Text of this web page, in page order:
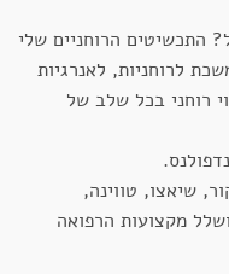
התכשיטים הרוחניים שלי
לרוחניות, לאנרגיות
רוחני בכל שלב של
שיאצו, טווינה,
מקצועות הרפואה